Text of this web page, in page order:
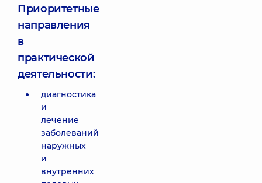
Приоритетные
направления
в
практической
деятельности:
диагностика
и
лечение
заболеваний
наружных
и
внутренних